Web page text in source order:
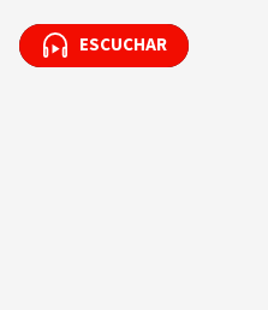
ESCUCHAR
ESCUCHAR